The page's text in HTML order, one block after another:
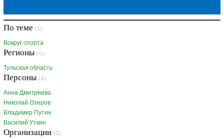
По теме (1):
Вокруг спорта
Регионы (1):
Тульская область
Персоны (4):
Анна Дмитриева
Николай Озеров
Владимир Путин
Василий Уткин
Организации (2):